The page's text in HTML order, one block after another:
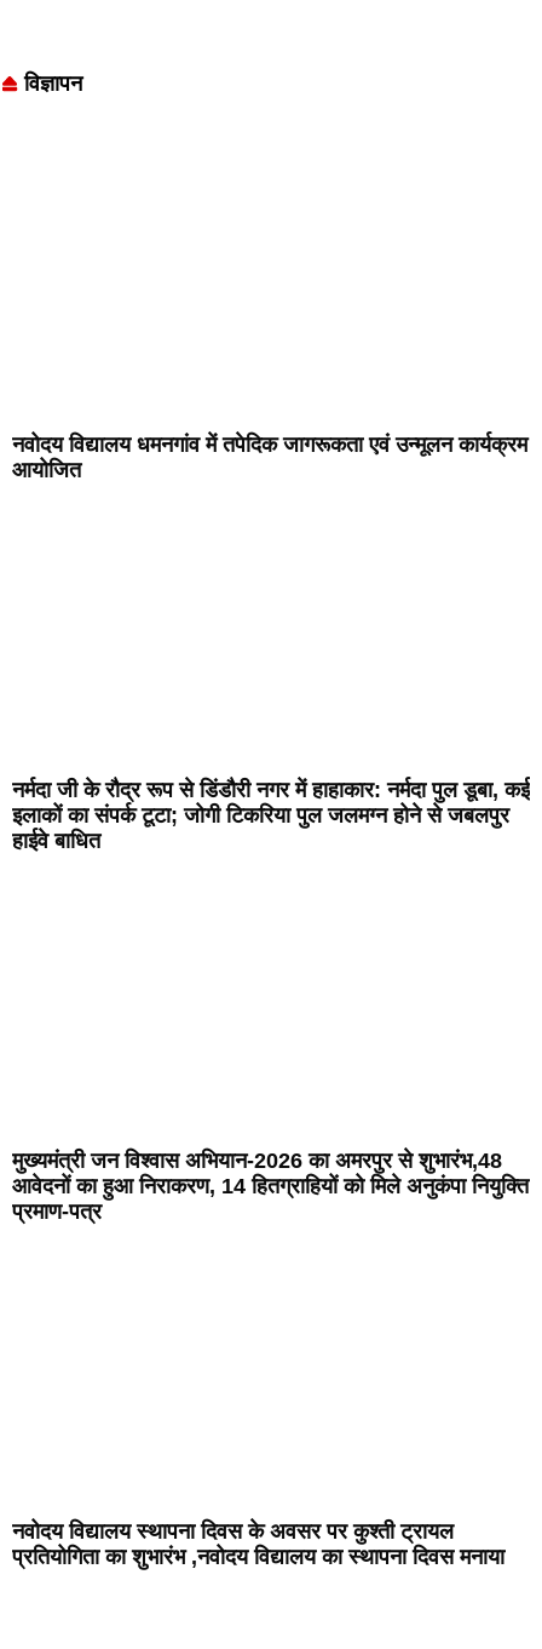
विज्ञापन
नवोदय विद्यालय धमनगांव में तपेदिक जागरूकता एवं उन्मूलन कार्यक्रम
आयोजित
नर्मदा जी के रौद्र रूप से डिंडौरी नगर में हाहाकार: नर्मदा पुल डूबा, कई
इलाकों का संपर्क टूटा; जोगी टिकरिया पुल जलमग्न होने से जबलपुर
हाईवे बाधित
मुख्यमंत्री जन विश्वास अभियान-2026 का अमरपुर से शुभारंभ,48
आवेदनों का हुआ निराकरण, 14 हितग्राहियों को मिले अनुकंपा नियुक्ति
प्रमाण-पत्र
नवोदय विद्यालय स्थापना दिवस के अवसर पर कुश्ती ट्रायल
प्रतियोगिता का शुभारंभ ,नवोदय विद्यालय का स्थापना दिवस मनाया